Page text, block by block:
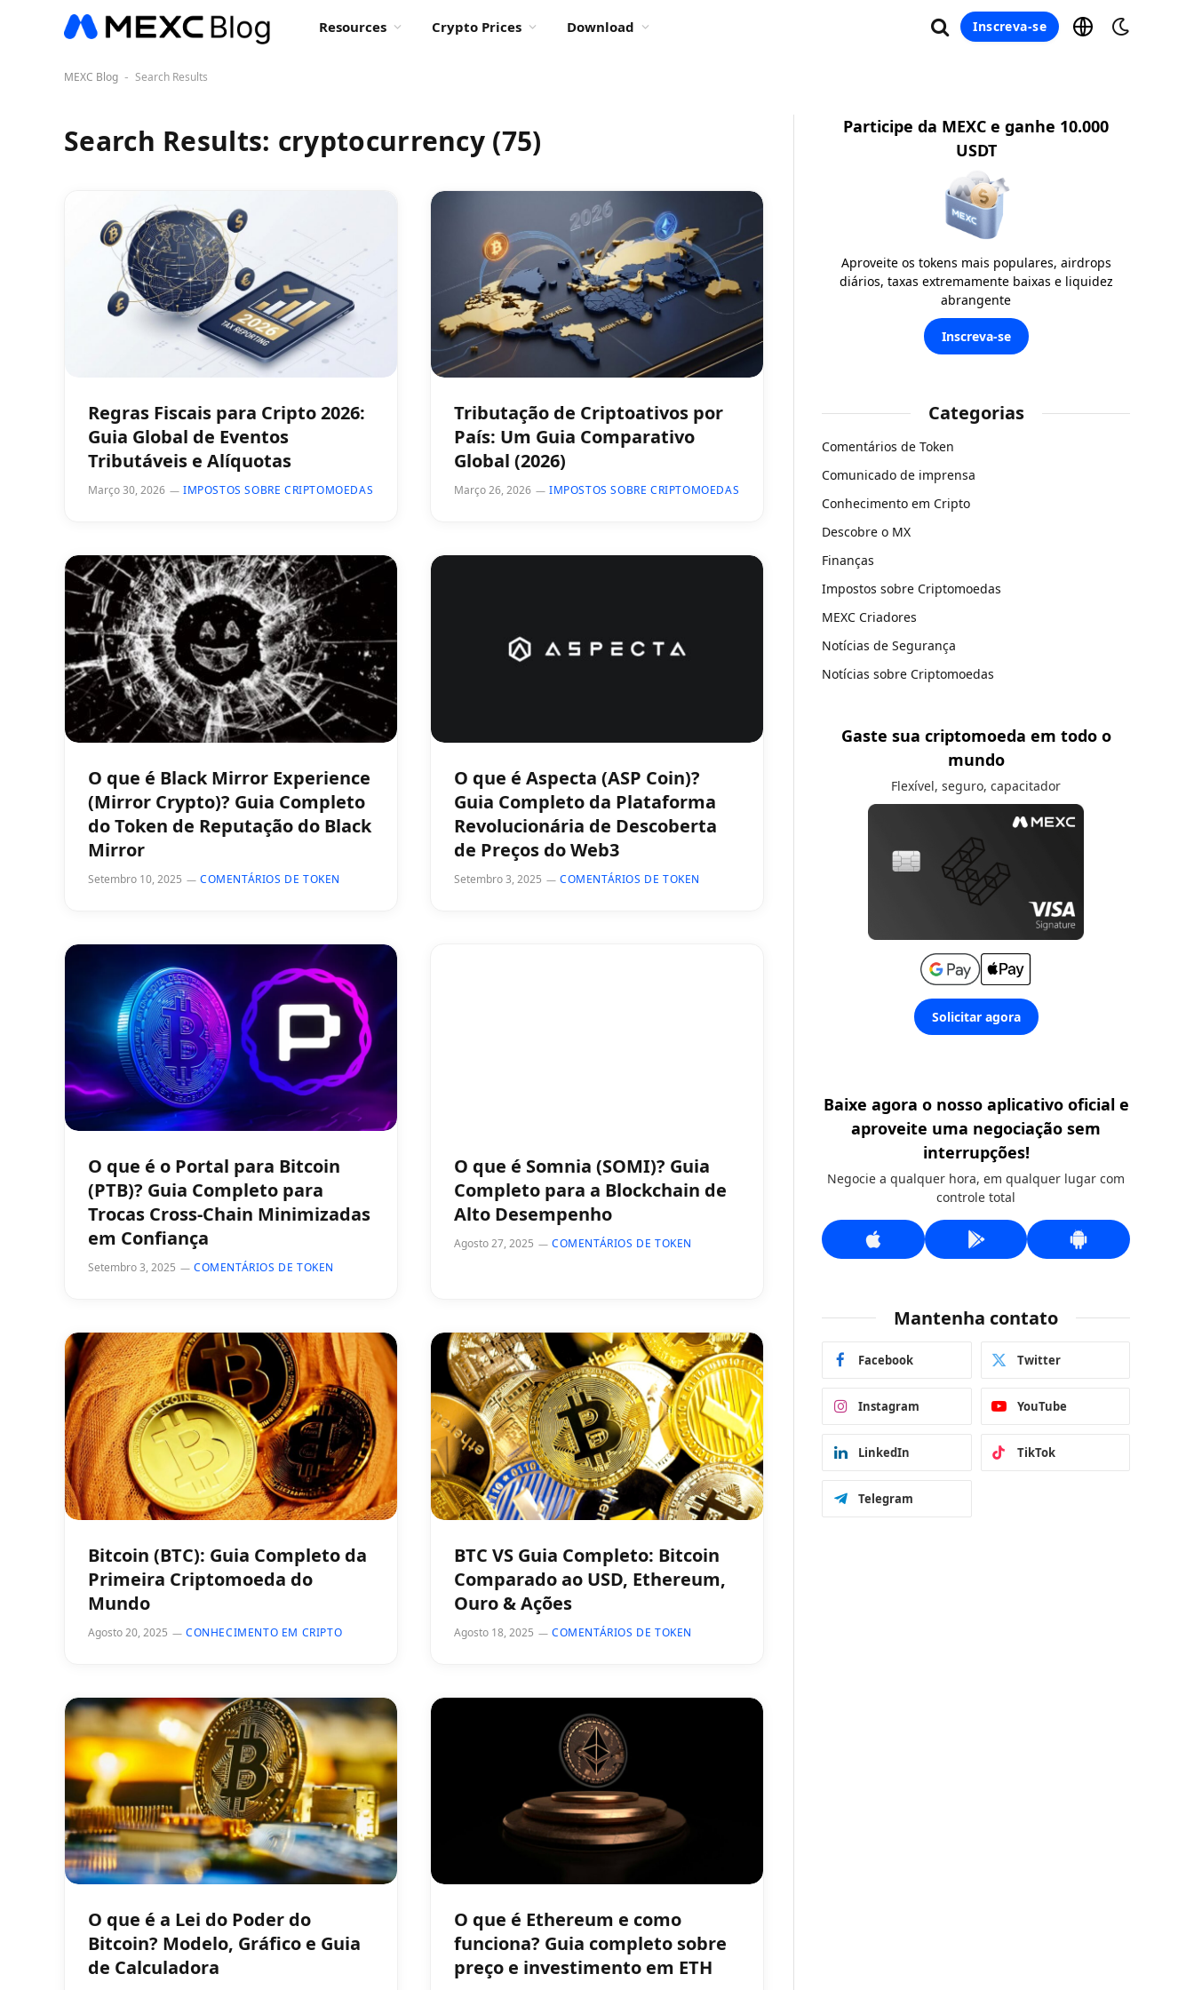
Resources Crypto Prices Download Inscreva-se
MEXC Blog - Search Results
Search Results: cryptocurrency (75)
Regras Fiscais para Cripto 2026:
Guia Global de Eventos
Tributáveis e Alíquotas
Março 30, 2026 IMPOSTOS SOBRE CRIPTOMOEDAS
Tributação de Criptoativos por
País: Um Guia Comparativo
Global (2026)
Março 26, 2026 IMPOSTOS SOBRE CRIPTOMOEDAS
O que é Black Mirror Experience
(Mirror Crypto)? Guia Completo
do Token de Reputação do Black
Mirror
Setembro 10, 2025 COMENTÁRIOS DE TOKEN
O que é Aspecta (ASP Coin)?
Guia Completo da Plataforma
Revolucionária de Descoberta
de Preços do Web3
Setembro 3, 2025 COMENTÁRIOS DE TOKEN
O que é o Portal para Bitcoin
(PTB)? Guia Completo para
Trocas Cross-Chain Minimizadas
em Confiança
Setembro 3, 2025 COMENTÁRIOS DE TOKEN
O que é Somnia (SOMI)? Guia
Completo para a Blockchain de
Alto Desempenho
Agosto 27, 2025 COMENTÁRIOS DE TOKEN
Bitcoin (BTC): Guia Completo da
Primeira Criptomoeda do
Mundo
Agosto 20, 2025 CONHECIMENTO EM CRIPTO
BTC VS Guia Completo: Bitcoin
Comparado ao USD, Ethereum,
Ouro & Ações
Agosto 18, 2025 COMENTÁRIOS DE TOKEN
O que é a Lei do Poder do
Bitcoin? Modelo, Gráfico e Guia
de Calculadora
O que é Ethereum e como
funciona? Guia completo sobre
preço e investimento em ETH
Participe da MEXC e ganhe 10.000
USDT
Aproveite os tokens mais populares, airdrops
diários, taxas extremamente baixas e liquidez
abrangente
Inscreva-se
Categorias
Comentários de Token
Comunicado de imprensa
Conhecimento em Cripto
Descobre o MX
Finanças
Impostos sobre Criptomoedas
MEXC Criadores
Notícias de Segurança
Notícias sobre Criptomoedas
Gaste sua criptomoeda em todo o
mundo
Flexível, seguro, capacitador
Solicitar agora
Baixe agora o nosso aplicativo oficial e
aproveite uma negociação sem
interrupções!
Negocie a qualquer hora, em qualquer lugar com
controle total
Mantenha contato
Facebook Twitter
Instagram YouTube
LinkedIn TikTok
Telegram